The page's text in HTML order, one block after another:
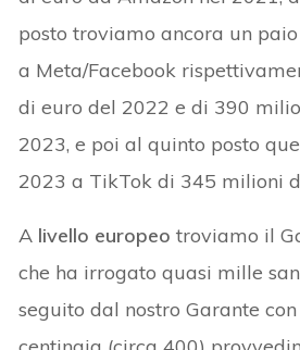
posto troviamo ancora un
a Meta/Facebook
di euro del 2022 e di 390
2023, e poi al quinto posto
2023 a TikTok di 345 milioni
A livello europeo troviamo il
che ha irrogato quasi mille
seguito dal nostro Garante